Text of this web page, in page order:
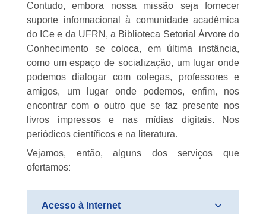
Contudo, embora nossa missão seja fornecer
suporte informacional à comunidade acadêmica
do ICe e da UFRN, a Biblioteca Setorial Árvore do
Conhecimento se coloca, em última instância,
como um espaço de socialização, um lugar onde
podemos dialogar com colegas, professores e
amigos, um lugar onde podemos, enfim, nos
encontrar com o outro que se faz presente nos
livros impressos e nas mídias digitais. Nos
periódicos científicos e na literatura.
Vejamos, então, alguns dos serviços que
ofertamos:
Acesso à Internet